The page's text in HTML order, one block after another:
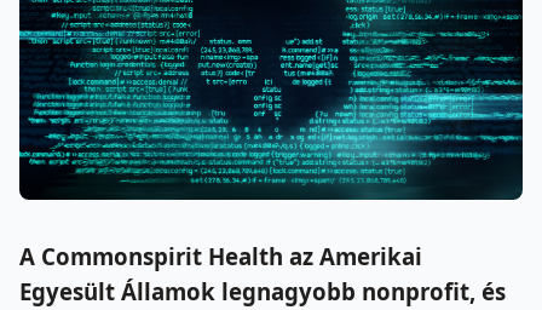
A Commonspirit Health az Amerikai
Egyesült Államok legnagyobb nonprofit, és